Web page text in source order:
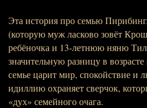
Эта история про семью
(которую муж ласково зовёт
ребёночка и 13-летнюю няню
значительную разницу в
семье царит мир, спокойствие и
идиллию охраняет сверчок,
«дух» семейного очага.